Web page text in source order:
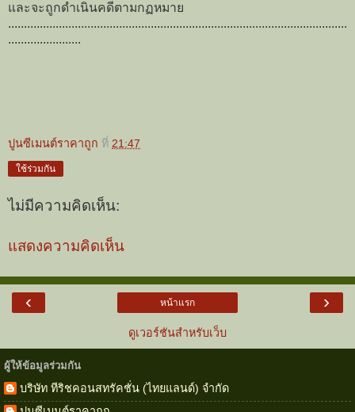
และจะถูกดำเนินคดีตามกฏหมาย
...........................................................................................................
.......................
ปูนซีเมนต์ราคาถูก ที่ 21:47
ใช้ร่วมกัน
ไม่มีความคิดเห็น:
แสดงความคิดเห็น
‹ ›
หน้าแรก
ดูเวอร์ชันสำหรับเว็บ
ผู้ให้ข้อมูลร่วมกัน
บริษัท ทีริชคอนสทรัคชั่น (ไทยแลนด์) จำกัด